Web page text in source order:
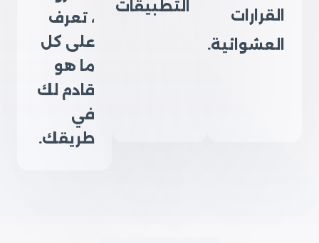
القرارات
العشوائية.
التطبيقات
، تعرف
على كل
ما هو
قادم لك
في
طريقك.